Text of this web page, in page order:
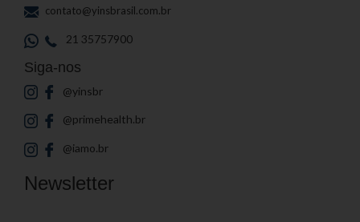
contato@yinsbrasil.com.br
21 35757900
Siga-nos
@yinsbr
@primehealth.br
@iamo.br
Newsletter